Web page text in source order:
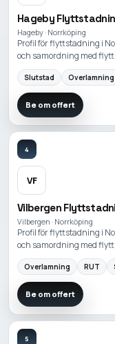
Hageby
Hageby · Norrköping
Profil för flyttstadning i
och samordning med
Slutstad Overlamning
Be om offert
4
VF
Vilbergen
Vilbergen · Norrköping
Profil för flyttstadning i
och samordning med
Overlamning RUT
Be om offert
5